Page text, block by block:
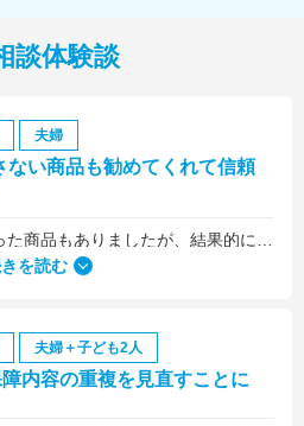
談体験談
夫婦
ない商品も勧めてくれて信頼
を読む
夫婦＋子ども2人
内容の重複を見直すことに